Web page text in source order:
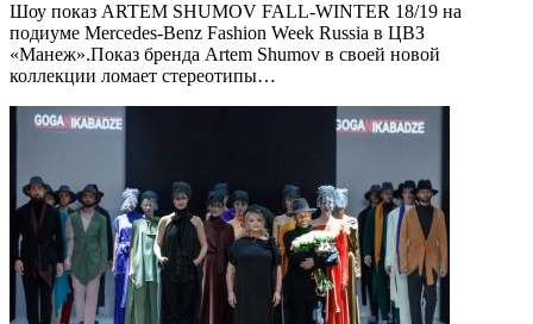
Шоу показ ARTEM SHUMOV FALL-WINTER 18/19 на
подиуме Mercedes-Benz Fashion Week Russia в ЦВЗ
«Манеж».Показ бренда Artem Shumov в своей новой
коллекции ломает стереотипы…